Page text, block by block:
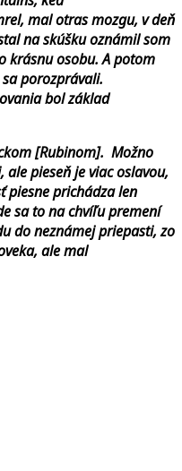
mal otras mozgu, v deň
na skúšku oznámil som
krásnu osobu. A potom
porozprávali.
bol základ
[Rubinom]. Možno
pieseň je viac oslavou,
piesne prichádza len
sa to na chvíľu premení
do neznámej priepasti, zo
ale mal